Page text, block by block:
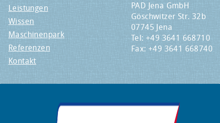
Leistungen
Wissen
Maschinenpark
Referenzen
Kontakt
PAD Jena GmbH
Göschwitzer Str. 32b
07745 Jena
Tel: +49 3641 668710
Fax: +49 3641 668740